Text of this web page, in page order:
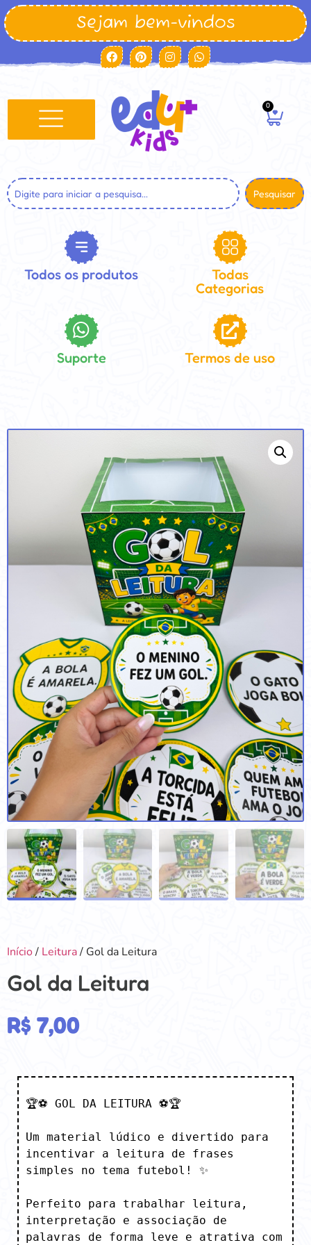
Sejam bem-vindos
0
Pesquisar
Todos os produtos
Todas
Categorias
Suporte Termos de uso
Início/ Leitura/ Gol da Leitura
Gol da Leitura
R$ 7,00
🏆⚽ GOL DA LEITURA ⚽🏆
Um material lúdico e divertido para
incentivar a leitura de frases
simples no tema futebol! ✨
Perfeito para trabalhar leitura,
interpretação e associação de
palavras de forma leve e atrativa com